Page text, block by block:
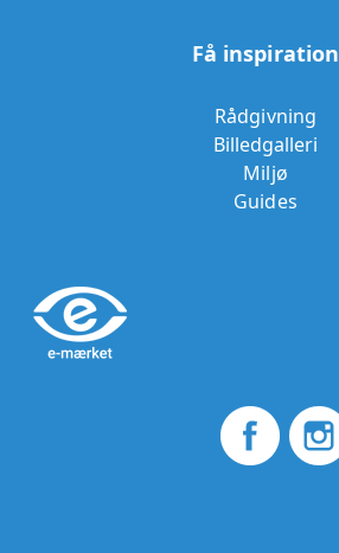
Få inspiration
Rådgivning
Billedgalleri
Miljø
Guides